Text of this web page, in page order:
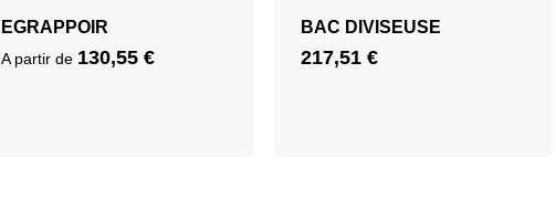
EGRAPPOIR
A partir de 130,55€
BAC DIVISEUSE
217,51 €